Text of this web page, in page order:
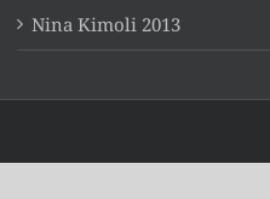
Nina Kimoli 2013